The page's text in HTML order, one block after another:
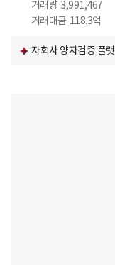
거래량 3,991,467
거래대금 118.3억
자회사 양자검증 플